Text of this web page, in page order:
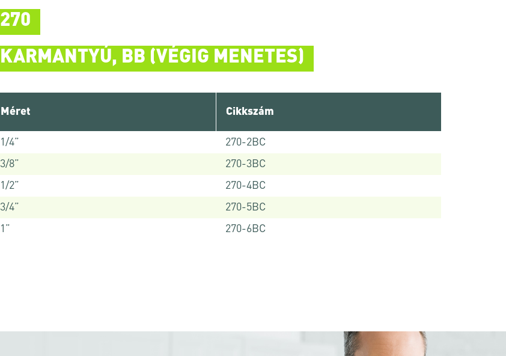
270
KARMANTYÚ, BB (VÉGIG MENETES)
Méret Cikkszám
1/4”
270-2BC
3/8”
270-3BC
1/2”
270-4BC
3/4”
270-5BC
1”
270-6BC